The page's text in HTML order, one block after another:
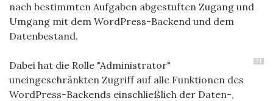
nach bestimmten Aufgaben abgestuften Zugang und
Umgang mit dem WordPress-Backend und dem
Datenbestand.
21
Dabei hat die Rolle "Administrator"
uneingeschränkten Zugriff auf alle Funktionen des
WordPress-Backends einschließlich der Daten-,